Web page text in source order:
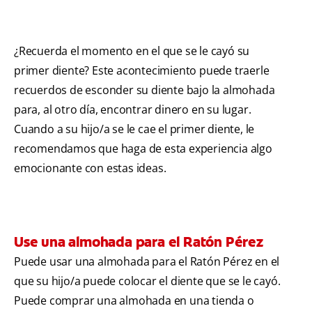
¿Recuerda el momento en el que se le cayó su
primer diente? Este acontecimiento puede traerle
recuerdos de esconder su diente bajo la almohada
para, al otro día, encontrar dinero en su lugar.
Cuando a su hijo/a se le cae el primer diente, le
recomendamos que haga de esta experiencia algo
emocionante con estas ideas.
Use una almohada para el Ratón Pérez
Puede usar una almohada para el Ratón Pérez en el
que su hijo/a puede colocar el diente que se le cayó.
Puede comprar una almohada en una tienda o